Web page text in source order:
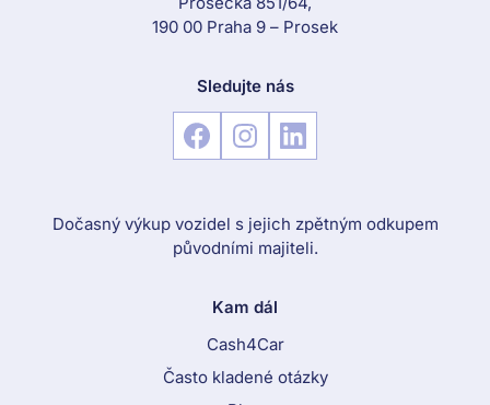
190 00 Praha 9 – Prosek
Sledujte nás
Dočasný výkup vozidel s jejich zpětným odkupem
původními majiteli.
Kam dál
Cash4Car
Často kladené otázky